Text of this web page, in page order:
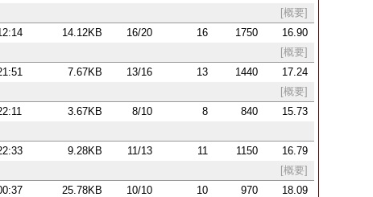
[概要]
14.12KB 16/20 16 1750
16.90
[概要]
7.67KB 13/16 13 1440
17.24
[概要]
3.67KB 8/10 8 840
15.73
9.28KB 11/13 11 1150
16.79
[概要]
25.78KB 10/10 10 970
18.09